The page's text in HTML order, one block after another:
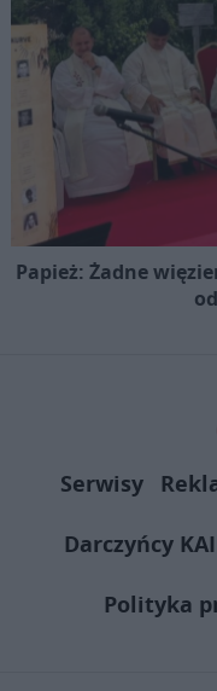
Papież: Żadne
Serwisy
Darczyńcy KAI
Polityka